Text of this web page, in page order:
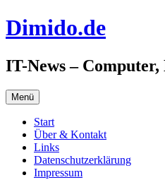
Zum
Inhalt
Dimido.de
IT-News –
Menü
Start
Über & Kontakt
Links
Datenschutzerklärung
Impressum